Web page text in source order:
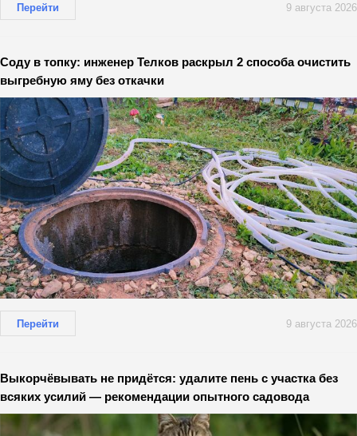
Перейти 9 августа 2026
Соду в топку: инженер Телков раскрыл 2 способа очистить
выгребную яму без откачки
Перейти 9 августа 2026
Выкорчёвывать не придётся: удалите пень с участка без
всяких усилий — рекомендации опытного садовода